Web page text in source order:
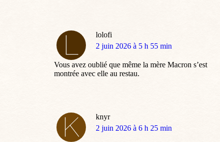
lolofi
dit
2 juin 2026 à 5 h 55 min
Vous avez oublié que même la mère Macron s’est
montrée avec elle au restau.
knyr
dit
2 juin 2026 à 6 h 25 min